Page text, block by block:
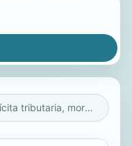
Asociación ilícita tributaria, moratorias, blanqueos, política criminal y derechos humanos